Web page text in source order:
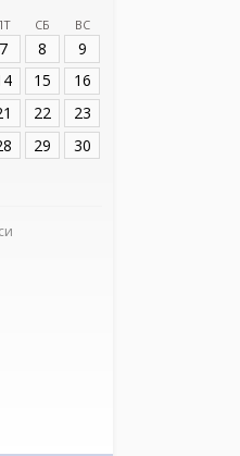
СБ ВС
7 8
9
15
16
22
23
29 30